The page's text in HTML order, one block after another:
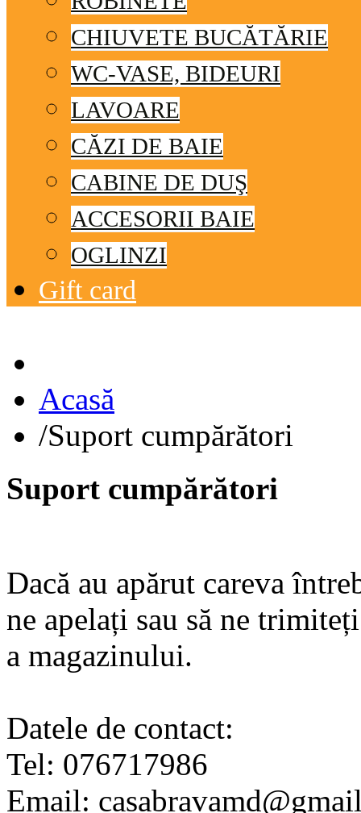
CHIUVETE BUCĂTĂRIE
WC-VASE, BIDEURI
LAVOARE
CĂZI DE BAIE
CABINE DE DUŞ
ACCESORII BAIE
OGLINZI
Gift card
Acasă
/Suport cumpărători
Suport cumpărători
Dacă au apărut careva
ne apelați sau să ne
a magazinului.
Datele de contact:
Tel: 076717986
Email: